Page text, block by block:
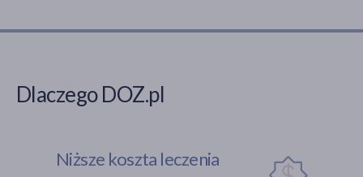
Dlaczego DOZ.pl
Niższe koszta leczenia